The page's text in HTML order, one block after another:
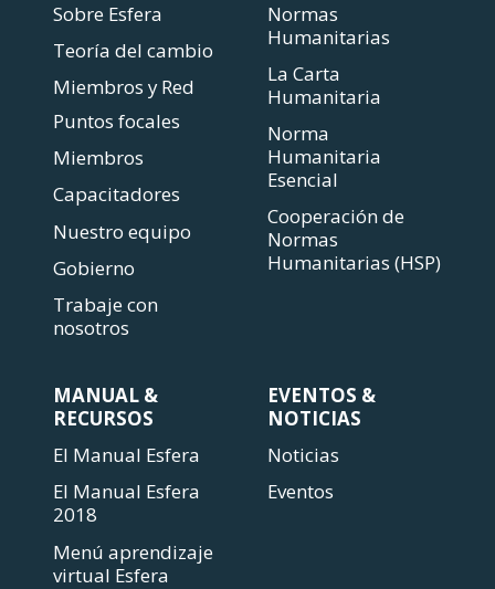
Sobre Esfera
Teoría del cambio
Miembros y Red
Puntos focales
Miembros
Capacitadores
Nuestro equipo
Gobierno
Trabaje con
nosotros
Normas
Humanitarias
La Carta
Humanitaria
Norma
Humanitaria
Esencial
Cooperación de
Normas
Humanitarias (HSP)
MANUAL &
RECURSOS
El Manual Esfera
El Manual Esfera
2018
Menú aprendizaje
virtual Esfera
EVENTOS &
NOTICIAS
Noticias
Eventos